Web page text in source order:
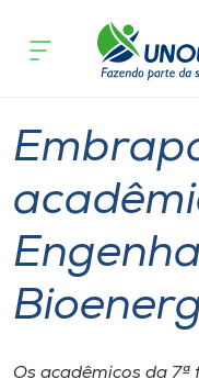
Cursos
Atendimento ao
Portal de Ensino
acontece
Os acadêmicos da